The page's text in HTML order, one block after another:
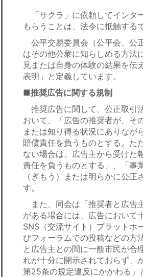
「サクラ」に依頼してインタ
もらうことは、法令に抵触する
公平交易委員会（公平会、公
はその他公衆に知らしめる方法
見または自身の体験の結果を伝
表明」と定義しています。
■推奨広告に関する規制
推奨広告に関して、公正取引
おいて、「広告の推奨者が、そ
または知り得る状況にありなが
賠償責任を負うものとする。た
ない場合は、広告主から受けた
責任を負うものとする」、「事
（ぎもう）または明らかに公
す。
また、同会は「推奨者と広告
がある場合には、広告において
SNS（交流サイト）プラットホ
びフォーラムでの投稿などの方
と広告主との間に一般市民が合
れが十分に開示されておらず、
第25条の規定違反にかかわる」